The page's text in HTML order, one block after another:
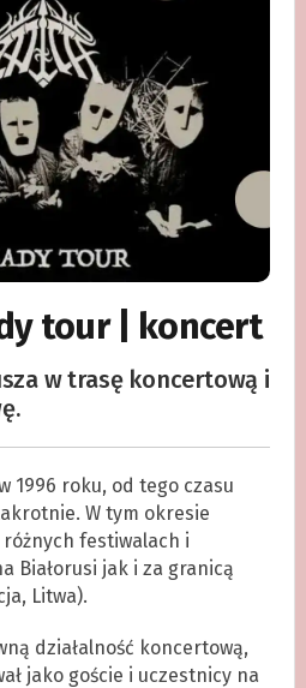
tour | koncert
w trasę koncertową i
1996 roku, od tego czasu
W tym okresie
różnych festiwalach i
Białorusi jak i za granicą
Litwa).
działalność koncertową,
jako goście i uczestnicy na